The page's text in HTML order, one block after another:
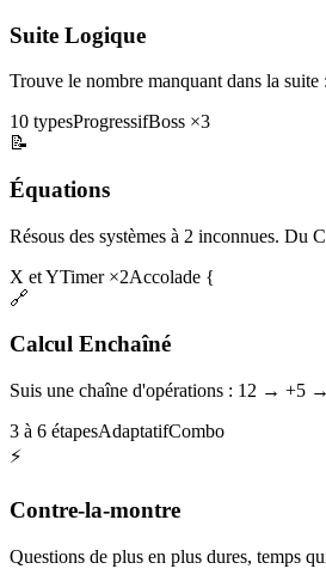
Suite Logique
Trouve le nombre manquant dans la
10 typesProgressifBoss ×3
📝
Équations
Résous des systèmes à 2 inconnues. Du
X et YTimer ×2Accolade {
🔗
Calcul Enchaîné
Suis une chaîne d'opérations : 12 →
3 à 6 étapesAdaptatifCombo
⚡
Contre-la-montre
Questions de plus en plus dures, temps